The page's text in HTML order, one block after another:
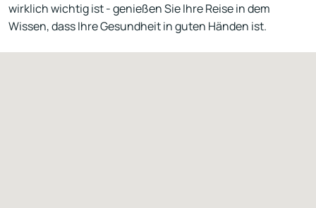
wirklich wichtig ist - genießen Sie Ihre Reise in dem
Wissen, dass Ihre Gesundheit in guten Händen ist.